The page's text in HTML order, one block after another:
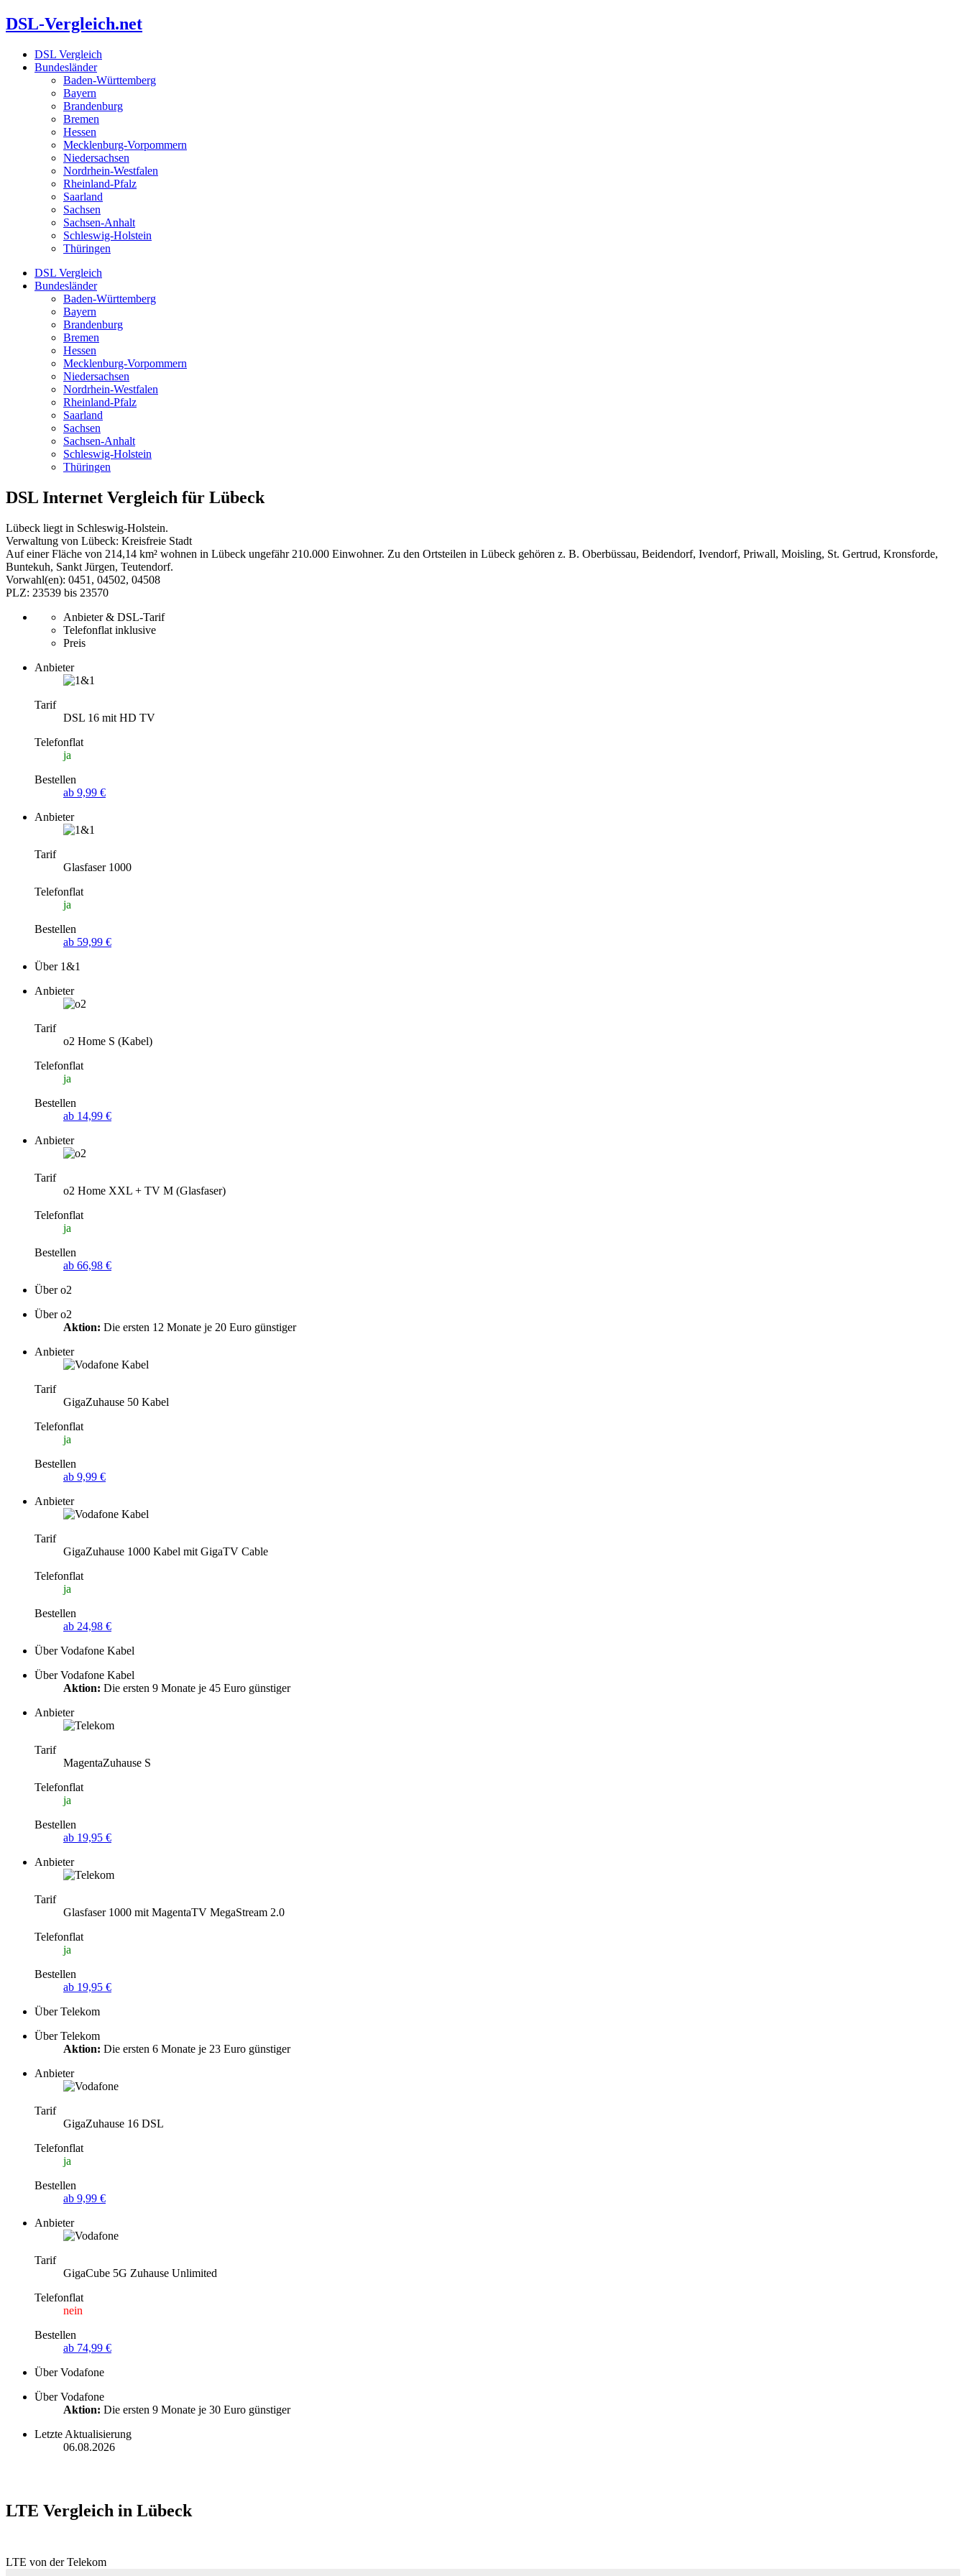
Zum
Inhalt
DSL-Vergleich.net
DSL Vergleich
Bundesländer
Baden-Württemberg
Bayern
Brandenburg
Bremen
Hessen
Mecklenburg-Vorpommern
Niedersachsen
Nordrhein-Westfalen
Rheinland-Pfalz
Saarland
Sachsen
Sachsen-Anhalt
Schleswig-Holstein
Thüringen
DSL Vergleich
Bundesländer
Baden-Württemberg
Bayern
Brandenburg
Bremen
Hessen
Mecklenburg-Vorpommern
Niedersachsen
Nordrhein-Westfalen
Rheinland-Pfalz
Saarland
Sachsen
Sachsen-Anhalt
Schleswig-Holstein
Thüringen
DSL Internet Vergleich für Lübeck
Lübeck liegt in Schleswig-Holstein.
Verwaltung von Lübeck: Kreisfreie Stadt
Auf einer Fläche von 214,14 km² wohnen in Lübeck ungefähr 210.000 Einwohner. Zu den Ortsteilen in Lübeck gehören z. B. Oberbüssau, Beidendorf, Ivendorf, Priwall, Moisling, St. Gertrud, Kronsforde,
Buntekuh, Sankt Jürgen, Teutendorf.
Vorwahl(en): 0451, 04502, 04508
PLZ: 23539 bis 23570
Anbieter & DSL-Tarif
Telefonflat inklusive
Preis
Anbieter
Tarif
DSL 16 mit HD TV
Telefonflat
ja
Bestellen
ab 9,99 €
Anbieter
Tarif
Glasfaser 1000
Telefonflat
ja
Bestellen
ab 59,99 €
Über 1&1
Anbieter
Tarif
o2 Home S (Kabel)
Telefonflat
ja
Bestellen
ab 14,99 €
Anbieter
Tarif
o2 Home XXL + TV M (Glasfaser)
Telefonflat
ja
Bestellen
ab 66,98 €
Über o2
Über o2
Aktion: Die ersten 12 Monate je 20 Euro günstiger
Anbieter
Tarif
GigaZuhause 50 Kabel
Telefonflat
ja
Bestellen
ab 9,99 €
Anbieter
Tarif
GigaZuhause 1000 Kabel mit GigaTV Cable
Telefonflat
ja
Bestellen
ab 24,98 €
Über Vodafone Kabel
Über Vodafone Kabel
Aktion: Die ersten 9 Monate je 45 Euro günstiger
Anbieter
Tarif
MagentaZuhause S
Telefonflat
ja
Bestellen
ab 19,95 €
Anbieter
Tarif
Glasfaser 1000 mit MagentaTV MegaStream 2.0
Telefonflat
ja
Bestellen
ab 19,95 €
Über Telekom
Über Telekom
Aktion: Die ersten 6 Monate je 23 Euro günstiger
Anbieter
Tarif
GigaZuhause 16 DSL
Telefonflat
ja
Bestellen
ab 9,99 €
Anbieter
Tarif
GigaCube 5G Zuhause Unlimited
Telefonflat
nein
Bestellen
ab 74,99 €
Über Vodafone
Über Vodafone
Aktion: Die ersten 9 Monate je 30 Euro günstiger
Letzte Aktualisierung
06.08.2026
LTE Vergleich in Lübeck
LTE von der Telekom